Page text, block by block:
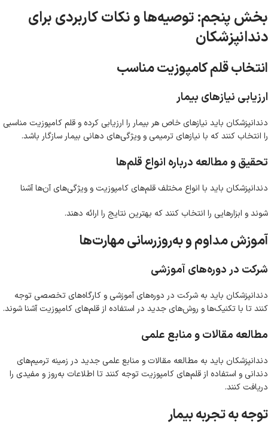
بخش پنجم: توصیه‌ها و نکات کاربردی برای
دندانپزشکان
انتخاب قلم کامپوزیت مناسب
ارزیابی نیازهای بیمار
دندانپزشکان باید نیازهای خاص هر بیمار را ارزیابی کرده و قلم کامپوزیت مناسبی
را انتخاب کنند که با نیازهای ترمیمی و ویژگی‌های دهانی بیمار سازگار باشد.
تحقیق و مطالعه درباره انواع قلم‌ها
دندانپزشکان باید با انواع مختلف قلم‌های کامپوزیت و ویژگی‌های آن‌ها آشنا
شوند و ابزارهایی را انتخاب کنند که بهترین نتایج را ارائه دهند.
آموزش مداوم و به‌روزرسانی مهارت‌ها
شرکت در دوره‌های آموزشی
دندانپزشکان باید به شرکت در دوره‌های آموزشی و کارگاه‌های تخصصی توجه
کنند تا با تکنیک‌ها و روش‌های جدید در استفاده از قلم‌های کامپوزیت آشنا شوند.
مطالعه مقالات و منابع علمی
دندانپزشکان باید به مطالعه مقالات و منابع علمی جدید در زمینه ترمیم‌های
دندانی و استفاده از قلم‌های کامپوزیت توجه کنند تا اطلاعات به‌روز و مفیدی را
دریافت کنند.
توجه به تجربه بیمار